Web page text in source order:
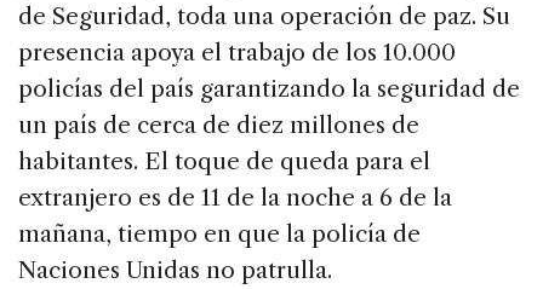
de Seguridad, toda una operación de paz. Su
presencia apoya el trabajo de los 10.000
policías del país garantizando la seguridad de
un país de cerca de diez millones de
habitantes. El toque de queda para el
extranjero es de 11 de la noche a 6 de la
mañana, tiempo en que la policía de
Naciones Unidas no patrulla.